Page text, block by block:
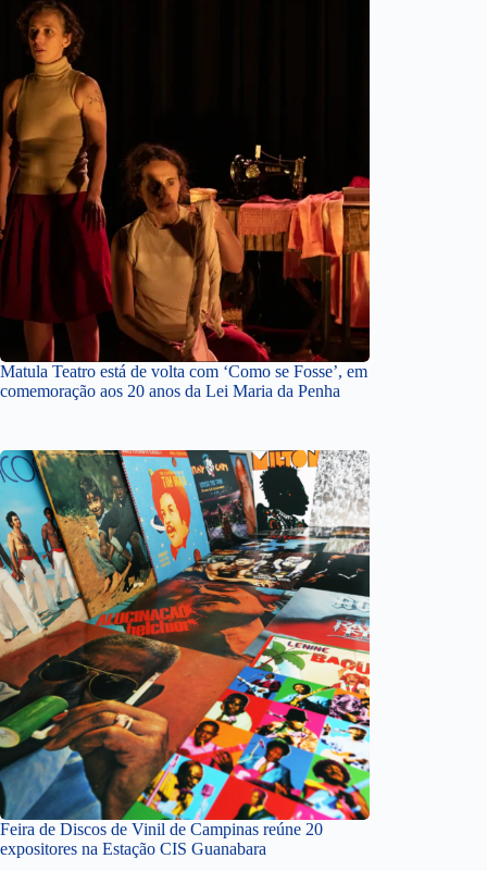
Matula Teatro está de volta com ‘Como se Fosse’, em
comemoração aos 20 anos da Lei Maria da Penha
Feira de Discos de Vinil de Campinas reúne 20
expositores na Estação CIS Guanabara